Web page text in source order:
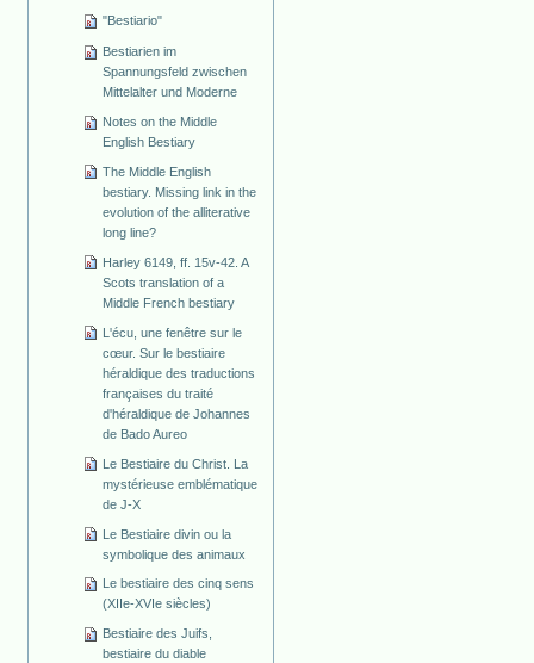
"Bestiario"
Bestiarien im
Spannungsfeld zwischen
Mittelalter und Moderne
Notes on the Middle
English Bestiary
The Middle English
bestiary. Missing link in the
evolution of the alliterative
long line?
Harley 6149, ff. 15v-42. A
Scots translation of a
Middle French bestiary
L'écu, une fenêtre sur le
cœur. Sur le bestiaire
héraldique des traductions
françaises du traité
d'héraldique de Johannes
de Bado Aureo
Le Bestiaire du Christ. La
mystérieuse emblématique
de J-X
Le Bestiaire divin ou la
symbolique des animaux
Le bestiaire des cinq sens
(XIIe-XVIe siècles)
Bestiaire des Juifs,
bestiaire du diable